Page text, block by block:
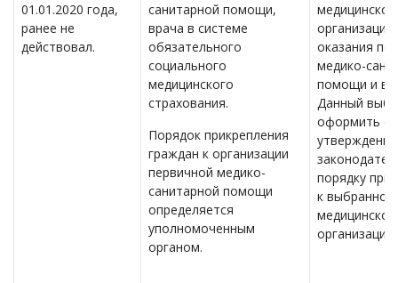
01.01.2020 года,
ранее не
действовал.
санитарной помощи,
врача в системе
обязательного
социального
медицинского
страхования.
Порядок прикрепления
граждан к организации
первичной медико-
санитарной помощи
определяется
уполномоченным
органом.
медицинской
организации
оказания
медико-
помощи и
Данный
оформить
порядку
к выбранной
медицинской
организации